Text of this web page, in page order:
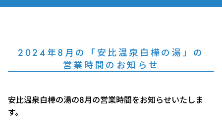
2024年8月の「安比温泉白樺の湯」の
営業時間のお知らせ
安比温泉白樺の湯の8月の営業時間をお知らせいたしま
す。